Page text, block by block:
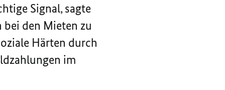
Signal, sagte
bei den Mieten zu
Härten durch
im